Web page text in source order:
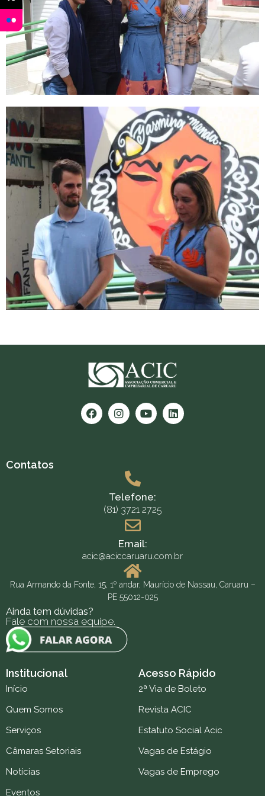
Contatos
Telefone:
(81) 3721 2725
Email:
acic@aciccaruaru.com.br
Rua Armando da Fonte, 15, 1º andar, Maurício de Nassau, Caruaru –
PE 55012-025
Ainda tem dúvidas?
Fale com nossa equipe.
Institucional
Início
Quem Somos
Serviços
Câmaras Setoriais
Notícias
Eventos
Acesso Rápido
2ª Via de Boleto
Revista ACIC
Estatuto Social Acic
Vagas de Estágio
Vagas de Emprego